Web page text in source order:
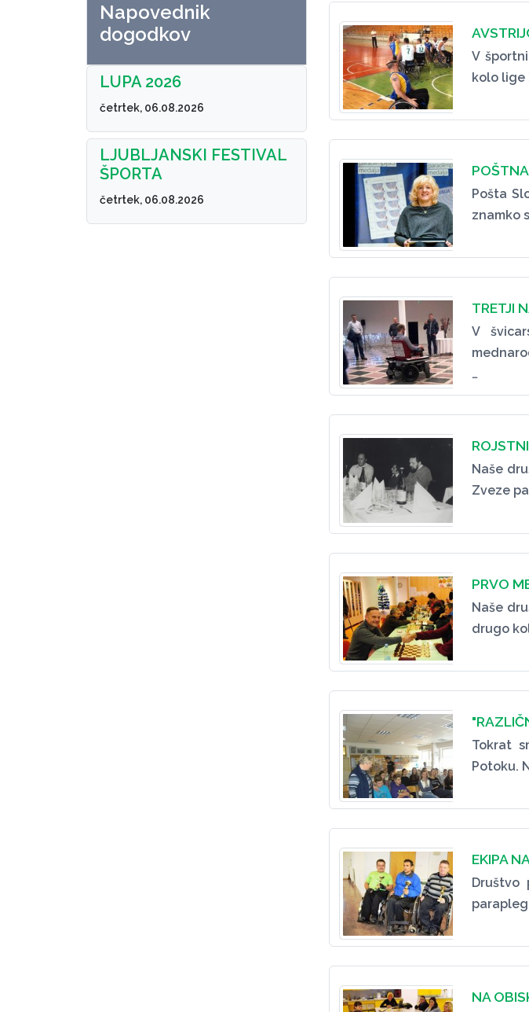
Napovednik
dogodkov
LUPA 2026
četrtek, 06.08.2026
LJUBLJANSKI FESTIVAL
ŠPORTA
četrtek, 06.08.2026
V
kolo lige
Pošta
znamko
TRETJI
V
…
Naše
Zveze
PRVO
Naše
drugo
Tokrat
Potoku.
EKIPA
Društvo
NA